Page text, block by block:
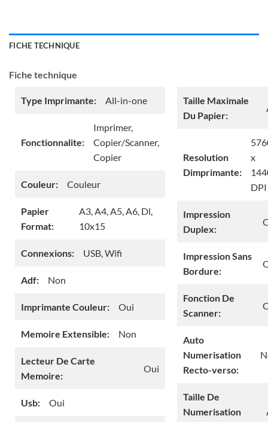
FICHE TECHNIQUE
Fiche technique
Type Imprimante: All-in-one
Fonctionnalite:
Imprimer,
Copier/Scanner,
Copier
Couleur: Couleur
Papier
Format:
A3, A4, A5, A6, Dl,
10x15
Connexions: USB, Wifi
Adf: Non
Imprimante Couleur: Oui
Memoire Extensible: Non
Lecteur De Carte
Memoire:
Oui
Usb: Oui
Taille Maximale
Du Papier:
Resolution
Dimprimante:
x
DPI
Impression
Duplex:
Impression Sans
Bordure:
Fonction De
Scanner:
Auto
Numerisation
Recto-verso:
Taille De
Numerisation